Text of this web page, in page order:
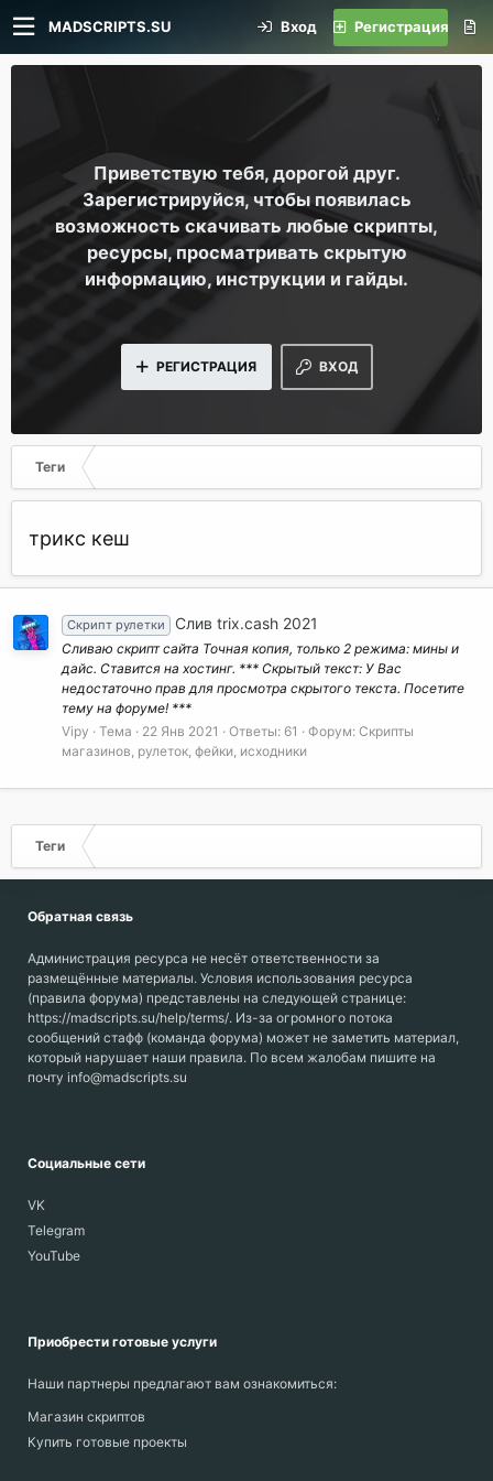
MADSCRIPTS.SU Вход Регистрация
Приветствую тебя, дорогой друг.
Зарегистрируйся, чтобы появилась
возможность скачивать любые скрипты,
ресурсы, просматривать скрытую
информацию, инструкции и гайды.
ВХОД
РЕГИСТРАЦИЯ
Теги
трикс кеш
Скрипт рулетки Слив trix.cash 2021
Сливаю скрипт сайта Точная копия, только 2 режима: мины и
дайс. Ставится на хостинг. *** Скрытый текст: У Вас
недостаточно прав для просмотра скрытого текста. Посетите
тему на форуме! ***
Vipy
Тема 22 Янв 2021 Ответы: 61 Форум: Скрипты
магазинов, рулеток, фейки, исходники
Теги
Обратная связь
Администрация ресурса не несёт ответственности за
размещённые материалы. Условия использования ресурса
(правила форума) представлены на следующей странице:
https://madscripts.su/help/terms/. Из-за огромного потока
сообщений стафф (команда форума) может не заметить материал,
который нарушает наши правила. По всем жалобам пишите на
почту info@madscripts.su
Социальные сети
VK
Telegram
YouTube
Приобрести готовые услуги
Наши партнеры предлагают вам ознакомиться:
Магазин скриптов
Купить готовые проекты